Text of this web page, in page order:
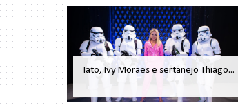
Tato, Ivy Moraes e sertanejo Thiago...